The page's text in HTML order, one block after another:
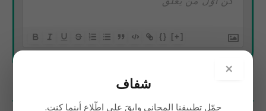
{} [+]
×
شفاف
حمّل تطبيقنا المجاني وابقَ على اطّلاع أينما كنت.